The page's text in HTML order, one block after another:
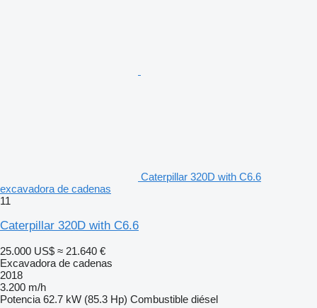
Caterpillar 320D with C6.6
excavadora de cadenas
11
Caterpillar 320D with C6.6
25.000 US$ ≈ 21.640 €
Excavadora de cadenas
2018
3.200 m/h
Potencia 62.7 kW (85.3 Hp) Combustible diésel